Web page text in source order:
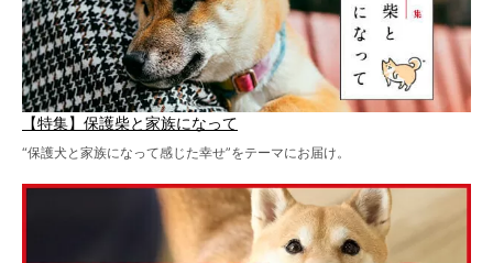
【特集】保護柴と家族になって
“保護犬と家族になって感じた幸せ”をテーマにお届け。